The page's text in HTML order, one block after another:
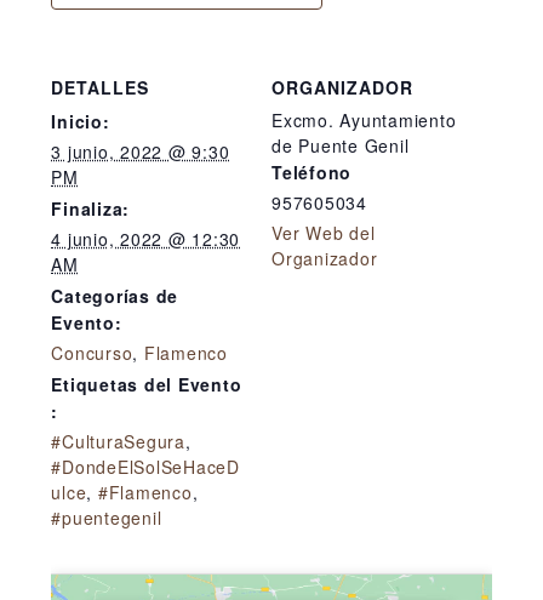
DETALLES
Inicio:
3 junio, 2022 @ 9:30
PM
Finaliza:
4 junio, 2022 @ 12:30
AM
Categorías de
Evento:
Concurso, Flamenco
Etiquetas del Evento
:
#CulturaSegura,
#DondeElSolSeHaceD
ulce, #Flamenco,
#puentegenil
ORGANIZADOR
Excmo. Ayuntamiento
de Puente Genil
Teléfono
957605034
Ver Web del
Organizador